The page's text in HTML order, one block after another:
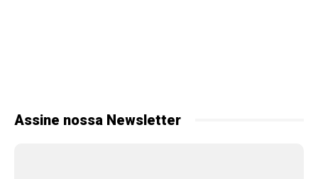
Assine nossa Newsletter